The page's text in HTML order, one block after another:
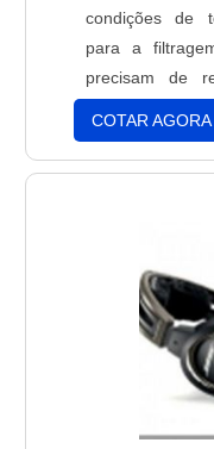
condições de
para a
precisam de
Aeroglass é
lugares, tudo
COTAR AGORA